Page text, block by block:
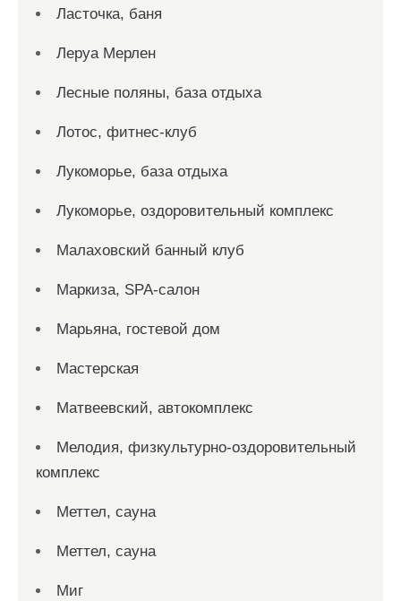
Ласточка, баня
Леруа Мерлен
Лесные поляны, база отдыха
Лотос, фитнес-клуб
Лукоморье, база отдыха
Лукоморье, оздоровительный комплекс
Малаховский банный клуб
Маркиза, SPA-салон
Марьяна, гостевой дом
Мастерская
Матвеевский, автокомплекс
Мелодия, физкультурно-оздоровительный
комплекс
Меттел, сауна
Меттел, сауна
Миг